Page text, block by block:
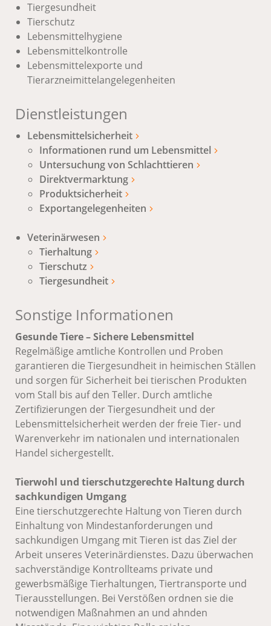
Tiergesundheit
Tierschutz
Lebensmittelhygiene
Lebensmittelkontrolle
Lebensmittelexporte und
Tierarzneimittelangelegenheiten
Dienstleistungen
Lebensmittelsicherheit
Informationen rund um Lebensmittel
Untersuchung von Schlachttieren
Direktvermarktung
Produktsicherheit
Exportangelegenheiten
Veterinärwesen
Tierhaltung
Tierschutz
Tiergesundheit
Sonstige Informationen
Gesunde Tiere – Sichere Lebensmittel
Regelmäßige amtliche Kontrollen und Proben
garantieren die Tiergesundheit in heimischen Ställen
und sorgen für Sicherheit bei tierischen Produkten
vom Stall bis auf den Teller. Durch amtliche
Zertifizierungen der Tiergesundheit und der
Lebensmittelsicherheit werden der freie Tier- und
Warenverkehr im nationalen und internationalen
Handel sichergestellt.
Tierwohl und tierschutzgerechte Haltung durch
sachkundigen Umgang
Eine tierschutzgerechte Haltung von Tieren durch
Einhaltung von Mindestanforderungen und
sachkundigen Umgang mit Tieren ist das Ziel der
Arbeit unseres Veterinärdienstes. Dazu überwachen
sachverständige Kontrollteams private und
gewerbsmäßige Tierhaltungen, Tiertransporte und
Tierausstellungen. Bei Verstößen ordnen sie die
notwendigen Maßnahmen an und ahnden